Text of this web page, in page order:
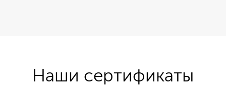
Наши сертификаты